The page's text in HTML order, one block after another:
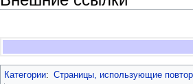
Категории: Страницы, использующие